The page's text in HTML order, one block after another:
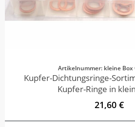
Artikelnummer: kleine Box
Kupfer-Dichtungsringe-
Kupfer-Ringe in
21,60 €